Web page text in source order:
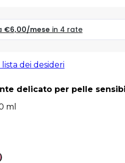
dei desideri
delicato per pelle
ml